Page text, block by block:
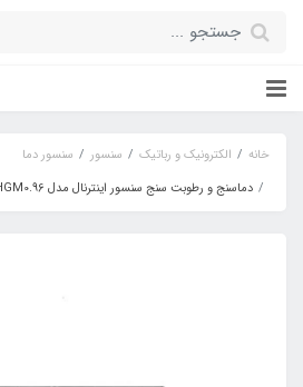
خانه الکترونیک و رباتیک سنسور
سنسور دما
دماسنج و رطوبت سنج سنسور اینترنال مدل HGM0.96